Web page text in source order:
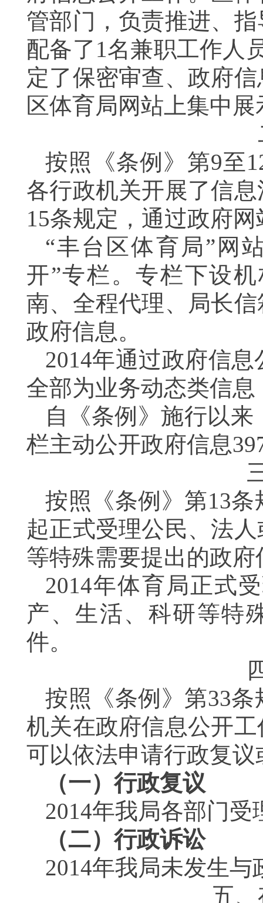
管部门，负责推进、
配备了 1名兼职工作人
定了保密审查、政府
区体育局网站上集中
按照《条例》第9至
各行政机关开展了信
15条规定，通过政府
“丰台区体育局”网
开”专栏。专栏下设
南、全程代理、局长
政府信息。
2014年通过政府信息
全部为业务动态类信
自《条例》施行以来
栏主动公开政府信息
按照《条例》第13条
起正式受理公民、法
等特殊需要提出的政
2014年体育局正式
产、生活、科研等特
件。
按照《条例》第33条
机关在政府信息公开
可以依法申请行政复
（一）行政复议
2014年我局各部门受
（二）行政诉讼
2014年我局未发生与
五